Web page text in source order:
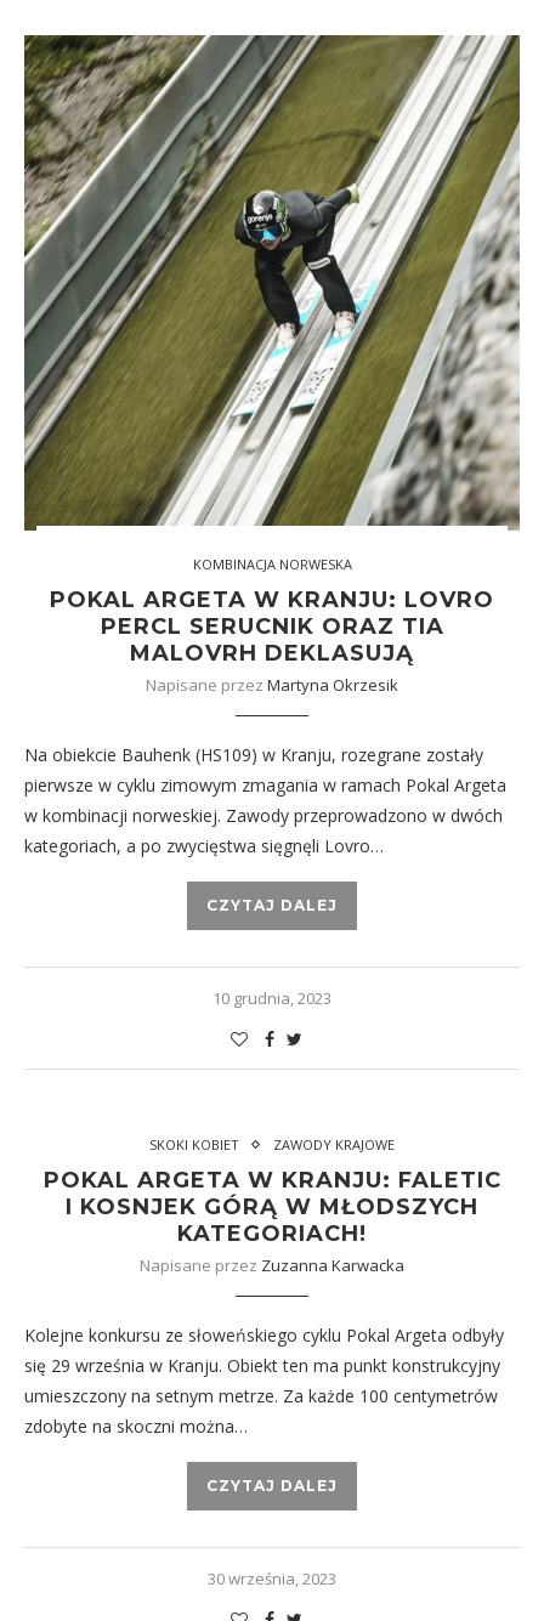
KOMBINACJA NORWESKA
POKAL ARGETA W KRANJU: LOVRO
PERCL SERUCNIK ORAZ TIA
MALOVRH DEKLASUJĄ
Napisane przez Martyna Okrzesik
Na obiekcie Bauhenk (HS109) w Kranju, rozegrane zostały
pierwsze w cyklu zimowym zmagania w ramach Pokal Argeta
w kombinacji norweskiej. Zawody przeprowadzono w dwóch
kategoriach, a po zwycięstwa sięgnęli Lovro…
CZYTAJ DALEJ
10 grudnia, 2023
SKOKI KOBIET ZAWODY KRAJOWE
POKAL ARGETA W KRANJU: FALETIC
I KOSNJEK GÓRĄ W MŁODSZYCH
KATEGORIACH!
Napisane przez Zuzanna Karwacka
Kolejne konkursu ze słoweńskiego cyklu Pokal Argeta odbyły
się 29 września w Kranju. Obiekt ten ma punkt konstrukcyjny
umieszczony na setnym metrze. Za każde 100 centymetrów
zdobyte na skoczni można…
CZYTAJ DALEJ
30 września, 2023